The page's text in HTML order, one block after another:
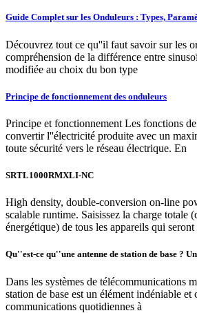
Guide Complet sur les Onduleurs : Types,
Découvrez tout ce qu''il faut savoir sur les
compréhension de la différence entre
modifiée au choix du bon type
Principe de fonctionnement des onduleurs
Principe et fonctionnement Les fonctions
convertir l''électricité produite avec un
toute sécurité vers le réseau électrique. En
SRTL1000RMXLI-NC
High density, double-conversion on-line
scalable runtime. Saisissez la charge totale
énergétique) de tous les appareils qui seront
Qu''est-ce qu''une antenne de station de base ?
Dans les systèmes de télécommunications
station de base est un élément indéniable
communications quotidiennes à